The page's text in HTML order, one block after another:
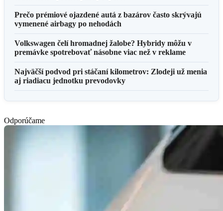
Prečo prémiové ojazdené autá z bazárov často skrývajú
vymenené airbagy po nehodách
Volkswagen čelí hromadnej žalobe? Hybridy môžu v
premávke spotrebovať násobne viac než v reklame
Najväčší podvod pri stáčaní kilometrov: Zlodeji už menia
aj riadiacu jednotku prevodovky
Odporúčame